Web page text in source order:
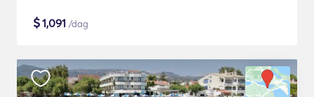
$1,091 /dag